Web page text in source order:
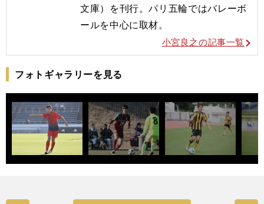
文庫）を刊行。パリ五輪ではバレーボ
ールを中心に取材。
小宮良之の記事一覧
フォトギャラリーを見る